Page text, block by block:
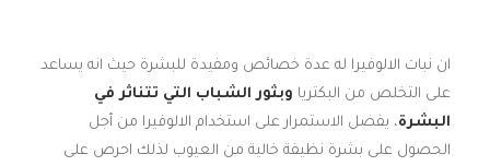
ان نبات الالوفيرا له عدة خصائص ومفيدة للبشرة حيث انه يساعد
على التخلص من البكتريا وبثور الشباب التي تتناثر في
البشرة، يفضل الاستمرار على استخدام الالوفيرا من أجل
الحصول على بشرة نظيفة خالية من العيوب لذلك احرص على